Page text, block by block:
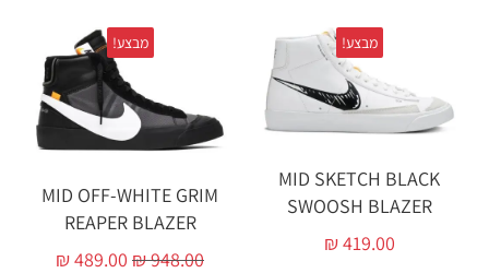
מבצע!
MID SKETCH BLACK
SWOOSH BLAZER
₪419.00
מבצע!
MID OFF-WHITE GRIM
REAPER BLAZER
₪948.00
₪489.00